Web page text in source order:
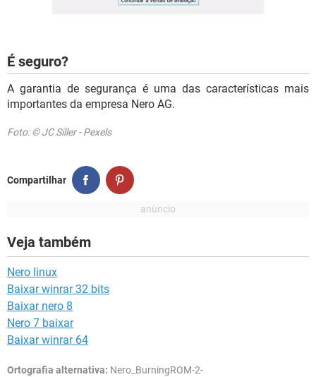
É seguro?
A garantia de segurança é uma das características mais
importantes da empresa Nero AG.
Foto: © JC Siller - Pexels
Compartilhar
Veja também
Nero linux
Baixar winrar 32 bits
Baixar nero 8
Nero 7 baixar
Baixar winrar 64
Ortografia alternativa: Nero_BurningROM-2-